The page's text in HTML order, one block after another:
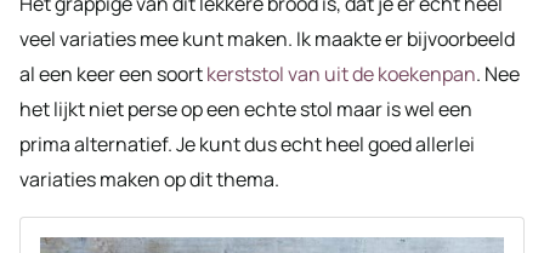
veel variaties mee kunt maken. Ik maakte er bijvoorbeeld
al een keer een soortkerststol van uit de koekenpan. Nee
het lijkt niet perse op een echte stol maar is wel een
prima alternatief. Je kunt dus echt heel goed allerlei
variaties maken op dit thema.